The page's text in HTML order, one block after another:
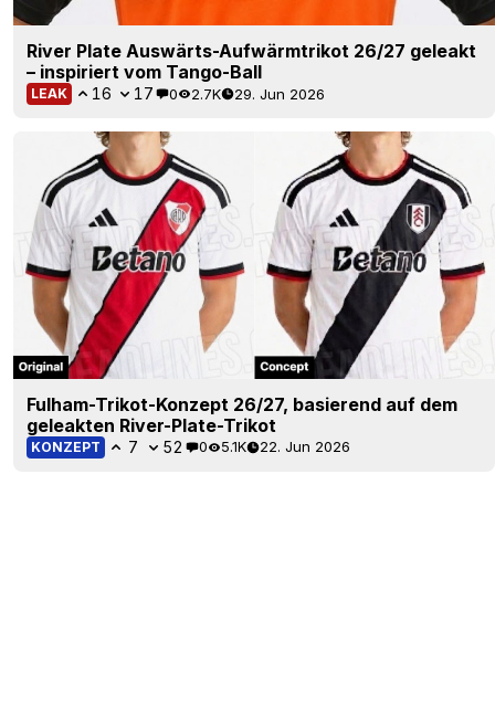
River Plate Auswärts-Aufwärmtrikot 26/27 geleakt
– inspiriert vom Tango-Ball
LEAK 16 17 0 2.7K 29. Jun 2026
Fulham-Trikot-Konzept 26/27, basierend auf dem
geleakten River-Plate-Trikot
KONZEPT 7 52 0 5.1K 22. Jun 2026